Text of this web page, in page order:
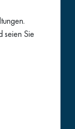
seien Sie